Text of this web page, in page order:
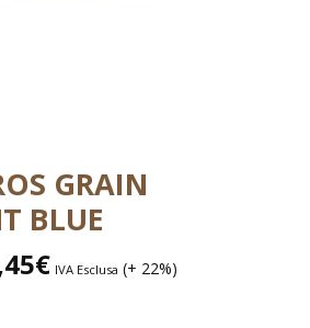
GRAIN
BLUE
€ IVA Esclusa (+ 22%)